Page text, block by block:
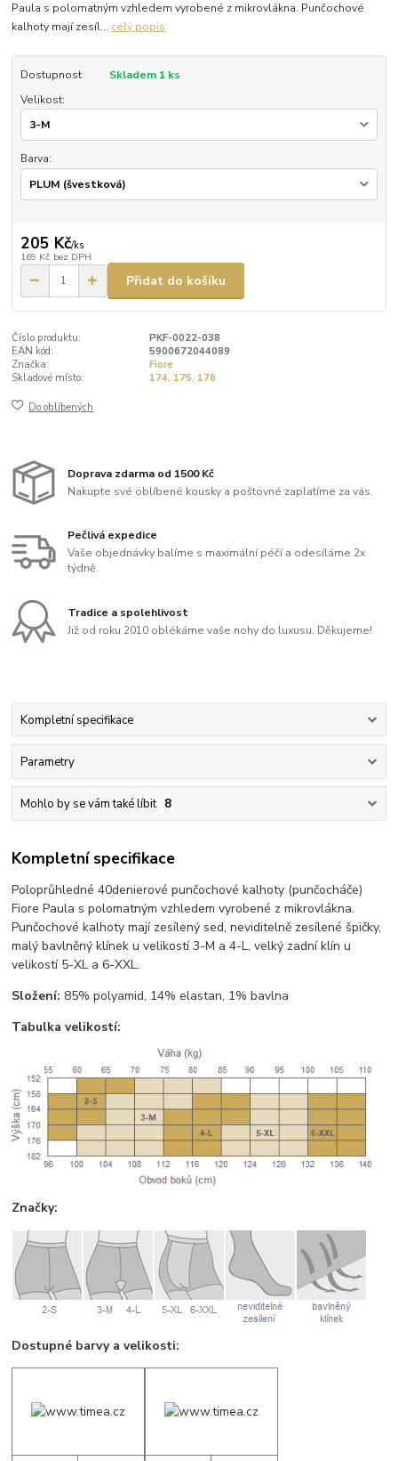
Paula s polomatným vzhledem vyrobené z mikrovlákna. Punčochové
kalhoty mají zesíl... celý popis
Dostupnost
Skladem 1 ks
Velikost:
Barva:
205 Kč/ks
169 Kč bez DPH
Přidat do košíku
Číslo produktu:
PKF-0022-038
EAN kód:
5900672044089
Značka:
Fiore
Skladové místo:
174, 175, 176
Do oblíbených
Doprava zdarma od 1500 Kč
Nakupte své oblíbené kousky a poštovné zaplatíme za vás.
Pečlivá expedice
Vaše objednávky balíme s maximální péčí a odesíláme 2x
týdně.
Tradice a spolehlivost
Již od roku 2010 oblékáme vaše nohy do luxusu. Děkujeme!
Kompletní specifikace
Parametry
Mohlo by se vám také líbit 8
Kompletní specifikace
Poloprůhledné 40denierové punčochové kalhoty (punčocháče)
Fiore Paula s polomatným vzhledem vyrobené z mikrovlákna.
Punčochové kalhoty mají zesílený sed, neviditelně zesílené špičky,
malý bavlněný klínek u velikostí 3-M a 4-L, velký zadní klín u
velikostí 5-XL a 6-XXL.
Složení: 85% polyamid, 14% elastan, 1% bavlna
Tabulka velikostí:
Značky:
Dostupné barvy a velikosti: